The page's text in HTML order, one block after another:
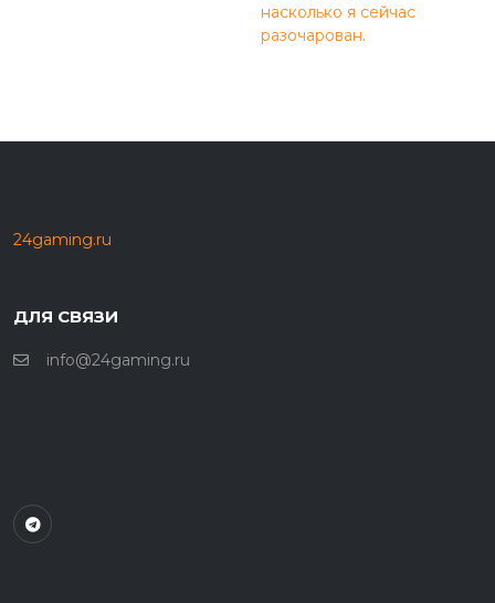
насколько я сейчас
разочарован.
24gaming.ru
ДЛЯ СВЯЗИ
info@24gaming.ru